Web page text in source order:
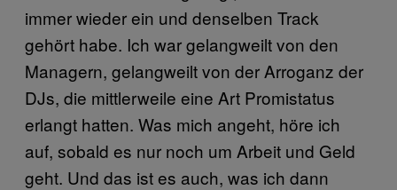
immer wieder ein und denselben Track
gehört habe. Ich war gelangweilt von den
Managern, gelangweilt von der Arroganz der
DJs, die mittlerweile eine Art Promistatus
erlangt hatten. Was mich angeht, höre ich
auf, sobald es nur noch um Arbeit und Geld
geht. Und das ist es auch, was ich dann